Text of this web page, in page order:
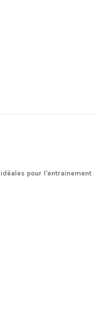
pour l'entrainement